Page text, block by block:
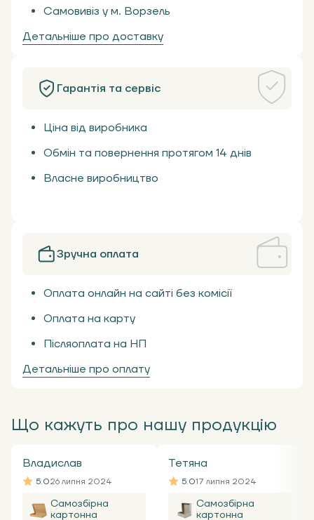
Самовивіз у м. Ворзель
Детальніше про доставку
Гарантія та сервіс
Ціна від виробника
Обмін та повернення протягом 14 днів
Власне виробництво
Зручна оплата
Оплата онлайн на сайті без комісії
Оплата на карту
Післяоплата на НП
Детальніше про оплату
Що кажуть про нашу продукцію
Владислав
5.026 липня 2024
Самозбірна
картонна
Тетяна
5.017 липня 2024
Самозбірна
картонна